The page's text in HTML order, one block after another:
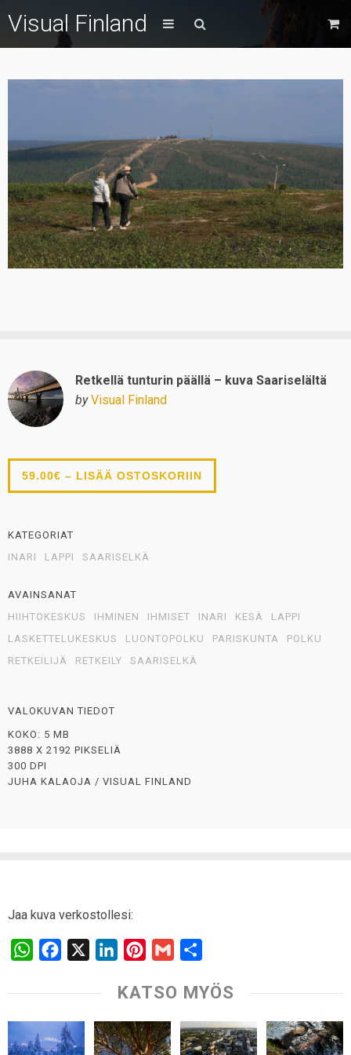
Visual Finland
Retkellä tunturin päällä – kuva Saariselältä
by Visual Finland
59.00€ – LISÄÄ OSTOSKORIIN
KATEGORIAT
INARI
LAPPI SAARISELKÄ
AVAINSANAT
HIIHTOKESKUS
IHMINEN IHMISET INARI KESÄ
LAPPI
LASKETTELUKESKUS
LUONTOPOLKU PARISKUNTA
POLKU
RETKEILIJÄ
RETKEILY SAARISELKÄ
VALOKUVAN TIEDOT
KOKO: 5 MB
3888 X 2192 PIKSELIÄ
300 DPI
JUHA KALAOJA / VISUAL FINLAND
Jaa kuva verkostollesi:
W
a
s
c
b
n
e
n
e
a
a
e
KATSO MYÖS